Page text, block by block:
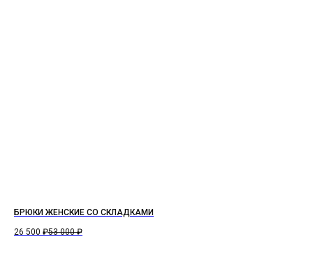
БРЮКИ ЖЕНСКИЕ СО СКЛАДКАМИ
26 500 ₽53 000 ₽